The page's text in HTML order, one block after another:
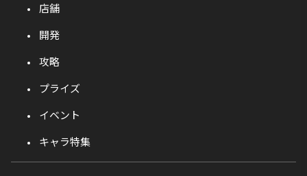
店舗
開発
攻略
プライズ
イベント
キャラ特集